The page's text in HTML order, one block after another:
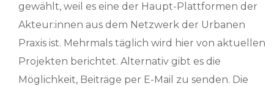
gewählt, weil es eine der Haupt-Plattformen der
Akteur:innen aus dem Netzwerk der Urbanen
Praxis ist. Mehrmals täglich wird hier von aktuellen
Projekten berichtet. Alternativ gibt es die
Möglichkeit, Beiträge per E-Mail zu senden. Die